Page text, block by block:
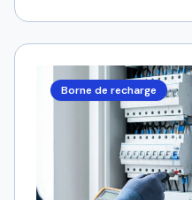
Borne de recharge